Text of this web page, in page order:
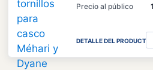
Precio al público
DETALLE DEL PRODUCTO